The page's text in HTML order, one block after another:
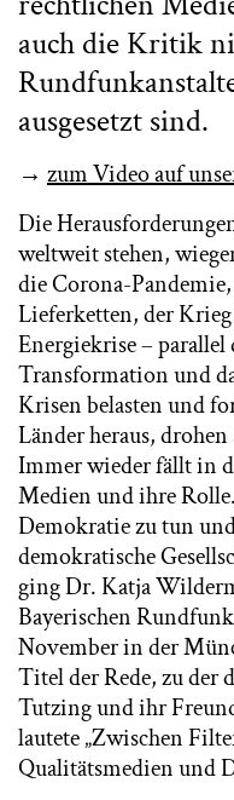
auch die Kritik
ausgesetzt sind.
→ zum Video auf
Die
weltweit stehen,
die Corona-
Lieferketten, der
Energiekrise –
Transformation und
Krisen belasten und
Länder heraus,
Immer wieder fällt in
Medien und ihre
Demokratie zu tun
demokratische
ging Dr. Katja
Bayerischen
November in der
Titel der Rede, zu der
Tutzing und ihr
lautete „Zwischen
Qualitätsmedien und